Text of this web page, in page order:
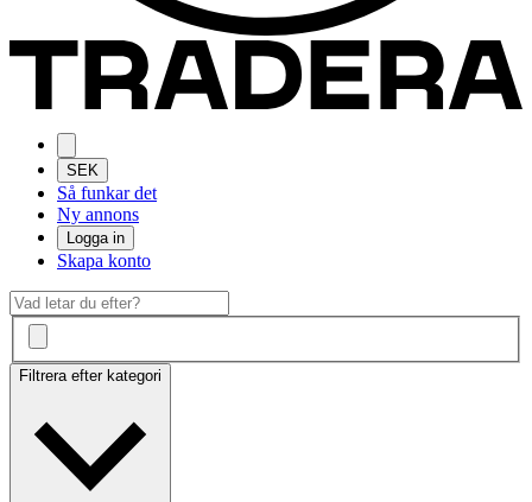
SEK
Så funkar det
Ny annons
Logga in
Skapa konto
Filtrera efter kategori